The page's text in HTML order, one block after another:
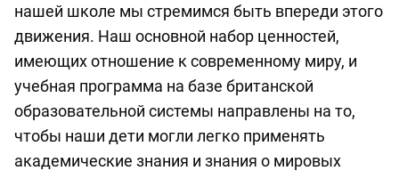
нашей школе мы стремимся быть впереди этого
движения. Наш основной набор ценностей,
имеющих отношение к современному миру, и
учебная программа на базе британской
образовательной системы направлены на то,
чтобы наши дети могли легко применять
академические знания и знания о мировых